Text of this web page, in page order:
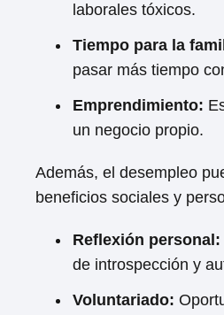
laborales tóxicos.
Tiempo para la
pasar más tiempo
Emprendimiento:
un negocio propio.
Además, el desempleo
beneficios sociales y
Reflexión personal:
de introspección y
Voluntariado: